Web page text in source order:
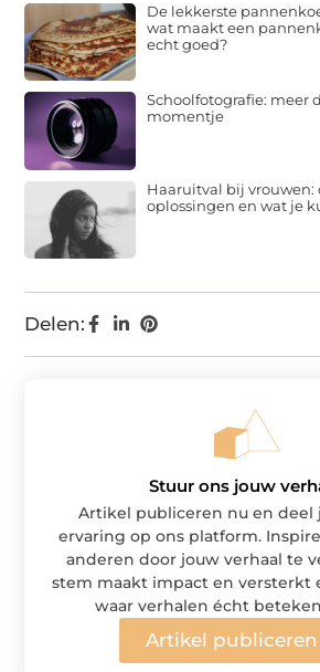
Delen:
De lekkerste
wat maakt een
echt goed?
Schoolfotografie: meer
momentje
Haaruitval bij vrouwen:
oplossingen en wat je
Stuur ons jouw
Artikel publiceren nu en deel
ervaring op ons platform.
anderen door jouw verhaal te
stem maakt impact en versterkt
waar verhalen écht
Artikel